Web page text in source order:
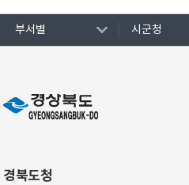
부서별 시군청
경북도청